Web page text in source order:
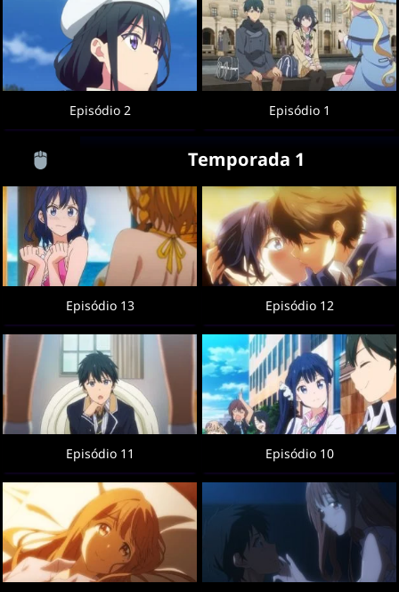
Episódio 2 Episódio 1
Temporada 1
Episódio 13 Episódio 12
Episódio 11 Episódio 10